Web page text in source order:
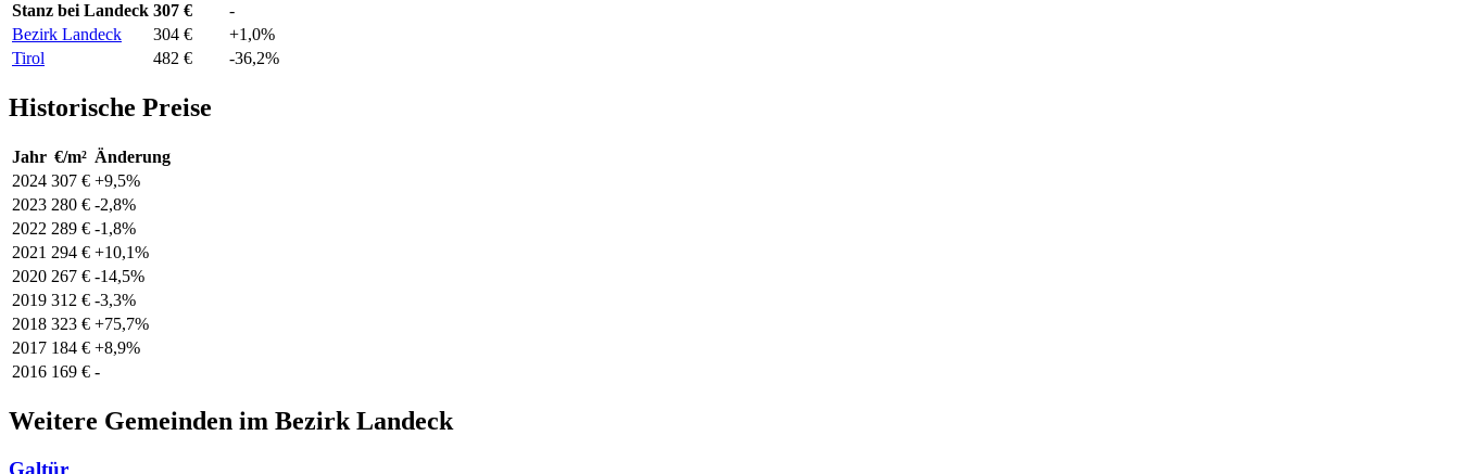
Stanz bei Landeck 307 €
-
Bezirk Landeck
304 €
+1,0%
Tirol
482 € -36,2%
Historische Preise
Jahr €/m² Änderung
2024 307 € +9,5%
2023 280 € -2,8%
2022 289 € -1,8%
2021 294 € +10,1%
2020 267 € -14,5%
2019 312 € -3,3%
2018 323 € +75,7%
2017 184 € +8,9%
2016 169 € -
Weitere Gemeinden im Bezirk Landeck
Galtür